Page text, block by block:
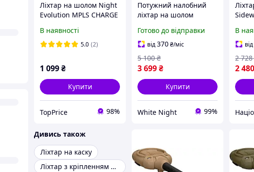
Ліхтар на шолом Night
Evolution MPLS CHARGE
батарейка CR123A
В наявності
5.0 (2)
1 099₴
Купити
TopPrice 98%
Потужний налобний
ліхтар на шолом
(2000Лм, 222м, USB
Type-C)
Готово до відправки
від370₴/міс
3 699₴
5 100 ₴
Купити
White Night 99%
В
2 480
2 728
Дивись також
Ліхтар на каску
Ліхтар з кріпленням на каску